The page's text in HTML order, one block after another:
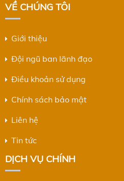
VỀ CHÚNG TÔI
Giới thiệu
Đội ngũ ban lãnh đạo
Điều khoản sử dụng
Chính sách bảo mật
Liên hệ
Tin tức
DỊCH VỤ CHÍNH